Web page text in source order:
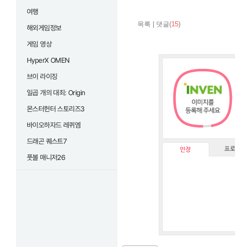
여행
해외게임정보
게임 영상
HyperX OMEN
브이 라이징
일곱 개의 대죄: Origin
몬스터헌터 스토리즈3
바이오하자드 레퀴엠
드래곤 퀘스트7
풋볼 매니저26
목록 댓글(15)
인장 프